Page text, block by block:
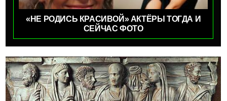
«НЕ РОДИСЬ КРАСИВОЙ» АКТЁРЫ ТОГДА И
СЕЙЧАС ФОТО